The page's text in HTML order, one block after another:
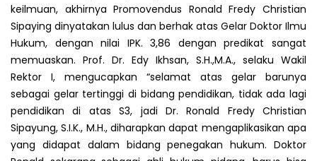
keilmuan, akhirnya Promovendus Ronald Fredy Christian
Sipaying dinyatakan lulus dan berhak atas Gelar Doktor Ilmu
Hukum, dengan nilai IPK. 3,86 dengan predikat sangat
memuaskan. Prof. Dr. Edy Ikhsan, S.H.,M.A., selaku Wakil
Rektor I, mengucapkan “selamat atas gelar barunya
sebagai gelar tertinggi di bidang pendidikan, tidak ada lagi
pendidikan di atas S3, jadi Dr. Ronald Fredy Christian
Sipayung, S.I.K., M.H., diharapkan dapat mengaplikasikan apa
yang didapat dalam bidang penegakan hukum. Doktor